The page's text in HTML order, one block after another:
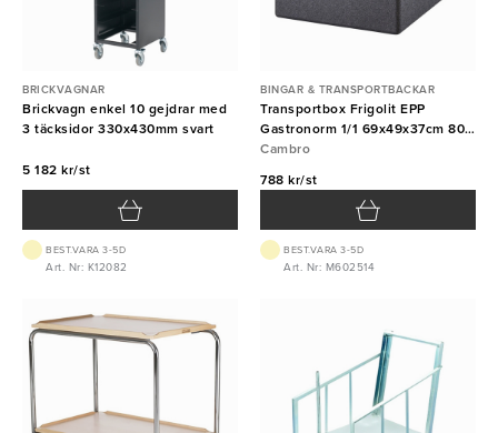
BRICKVAGNAR
Brickvagn enkel 10 gejdrar med
3 täcksidor 330x430mm svart
5 182 kr/st
BEST.VARA 3-5D
Art. Nr: K12082
BINGAR & TRANSPORTBACKAR
Transportbox Frigolit EPP
Gastronorm 1/1 69x49x37cm 80L
svart Cambro
Cambro
788 kr/st
BEST.VARA 3-5D
Art. Nr: M602514